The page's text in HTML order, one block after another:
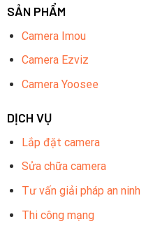
SẢN PHẨM
Camera Imou
Camera Ezviz
Camera Yoosee
DỊCH VỤ
Lắp đặt camera
Sửa chữa camera
Tư vấn giải pháp an ninh
Thi công mạng